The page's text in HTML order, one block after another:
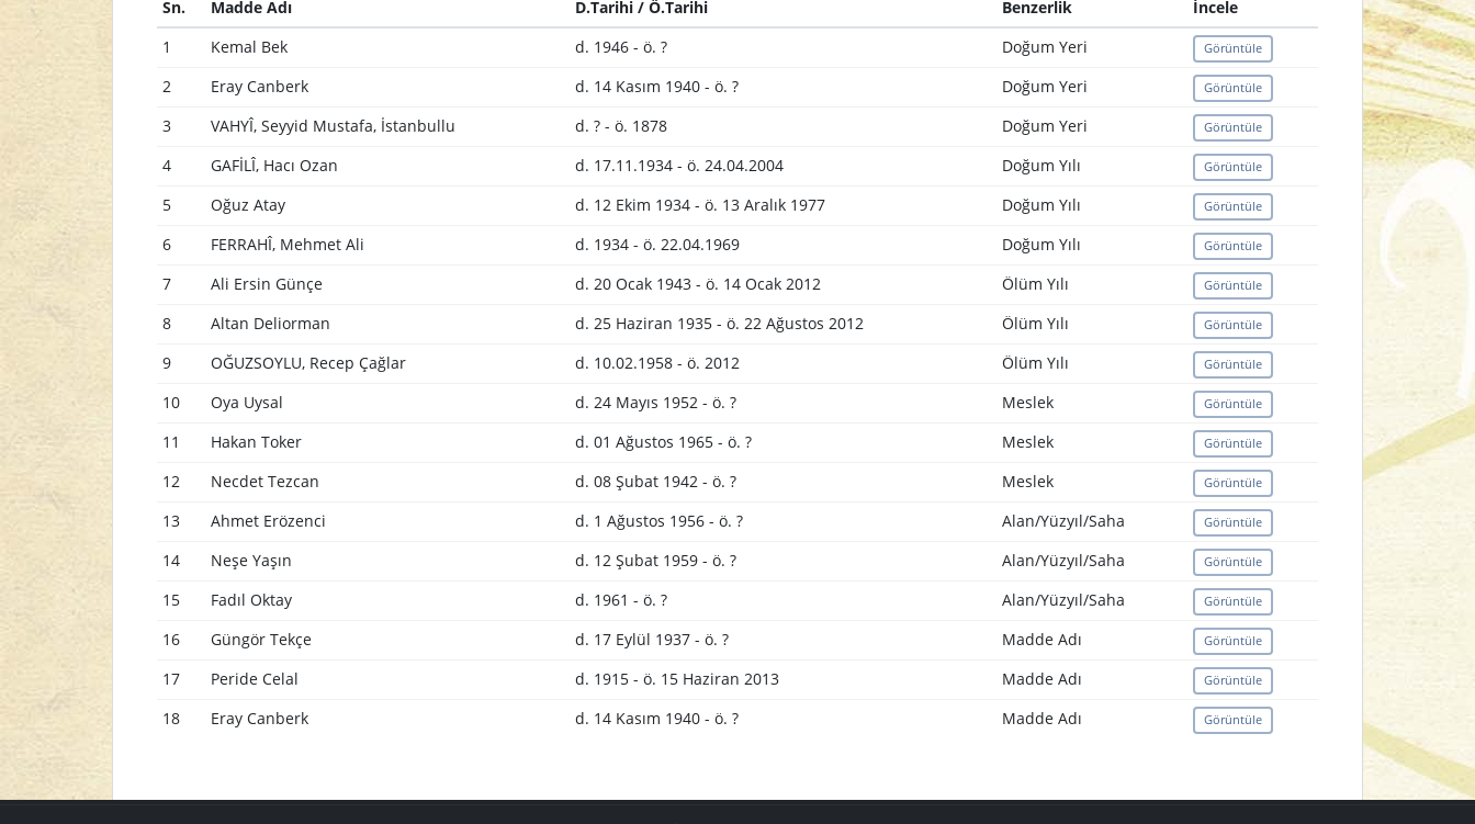
Sn. Madde Adı D.Tarihi / Ö.Tarihi Benzerlik
İncele
1
Kemal Bek d. 1946 - ö. ? Doğum Yeri Görüntüle
2 Eray Canberk d. 14 Kasım 1940 - ö. ? Doğum Yeri Görüntüle
3 VAHYÎ, Seyyid Mustafa, İstanbullu d. ? - ö. 1878 Doğum Yeri Görüntüle
4 GAFİLÎ, Hacı Ozan d. 17.11.1934 - ö. 24.04.2004 Doğum Yılı Görüntüle
5 Oğuz Atay d. 12 Ekim 1934 - ö. 13 Aralık 1977 Doğum Yılı Görüntüle
6 FERRAHÎ, Mehmet Ali d. 1934 - ö. 22.04.1969 Doğum Yılı Görüntüle
7 Ali Ersin Günçe d. 20 Ocak 1943 - ö. 14 Ocak 2012 Ölüm Yılı Görüntüle
8 Altan Deliorman d. 25 Haziran 1935 - ö. 22 Ağustos 2012 Ölüm Yılı Görüntüle
9 OĞUZSOYLU, Recep Çağlar d. 10.02.1958 - ö. 2012 Ölüm Yılı Görüntüle
10 Oya Uysal d. 24 Mayıs 1952 - ö. ? Meslek Görüntüle
11 Hakan Toker d. 01 Ağustos 1965 - ö. ? Meslek Görüntüle
12 Necdet Tezcan d. 08 Şubat 1942 - ö. ? Meslek Görüntüle
13 Ahmet Erözenci d. 1 Ağustos 1956 - ö. ? Alan/Yüzyıl/Saha Görüntüle
14 Neşe Yaşın d. 12 Şubat 1959 - ö. ? Alan/Yüzyıl/Saha Görüntüle
15 Fadıl Oktay d. 1961 - ö. ? Alan/Yüzyıl/Saha Görüntüle
16 Güngör Tekçe d. 17 Eylül 1937 - ö. ? Madde Adı Görüntüle
17 Peride Celal d. 1915 - ö. 15 Haziran 2013 Madde Adı Görüntüle
18 Eray Canberk d. 14 Kasım 1940 - ö. ? Madde Adı Görüntüle